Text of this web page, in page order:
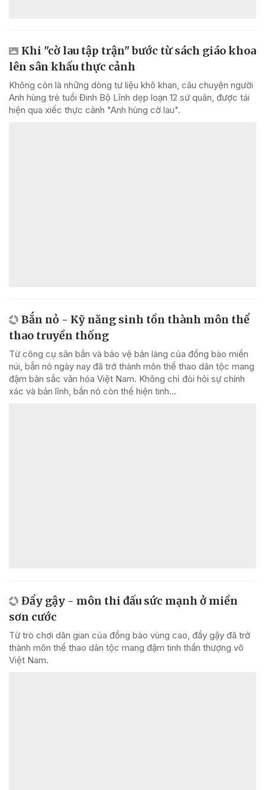
Khi "cờ lau tập trận" bước từ sách giáo khoa
lên sân khấu thực cảnh
Không còn là những dòng tư liệu khô khan, câu chuyện người
Anh hùng trẻ tuổi Đinh Bộ Lĩnh dẹp loạn 12 sứ quân, được tái
hiện qua xiếc thực cảnh "Anh hùng cờ lau".
Bắn nỏ - Kỹ năng sinh tồn thành môn thể
thao truyền thống
Từ công cụ săn bắn và bảo vệ bản làng của đồng bào miền
núi, bắn nỏ ngày nay đã trở thành môn thể thao dân tộc mang
đậm bản sắc văn hóa Việt Nam. Không chỉ đòi hỏi sự chính
xác và bản lĩnh, bắn nỏ còn thể hiện tinh...
Đẩy gậy - môn thi đấu sức mạnh ở miền
sơn cước
Từ trò chơi dân gian của đồng bào vùng cao, đẩy gậy đã trở
thành môn thể thao dân tộc mang đậm tinh thần thượng võ
Việt Nam.